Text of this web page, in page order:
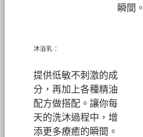
瞬間。
沐浴乳：
提供低敏不刺激的成
分，再加上各種精油
配方做搭配。讓你每
天的洗沐過程中，增
添更多療癒的瞬間。